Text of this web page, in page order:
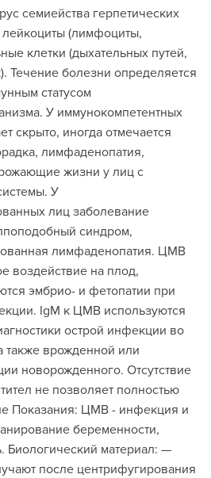
семиейства герпетических
(лимфоциты,
клетки (дыхательных путей,
Течение болезни определяется
статусом
У иммунокомпетентных
скрыто, иногда отмечается
лимфаденопатия,
жизни у лиц с
У
лиц заболевание
синдром,
лимфаденопатия. ЦМВ
воздействие на плод,
эмбрио- и фетопатии при
IgМ к ЦМВ используются
острой инфекции во
также врожденной или
новорожденного. Отсутствие
не позволяет полностью
Показания: ЦМВ - инфекция и
беременности,
Биологический материал: —
после центрифугирования